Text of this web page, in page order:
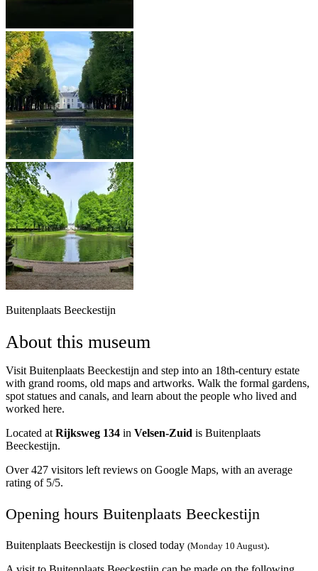
Buitenplaats Beeckestijn
About this museum
Visit Buitenplaats Beeckestijn and step into an 18th-century estate
with grand rooms, old maps and artworks. Walk the formal gardens,
spot statues and canals, and learn about the people who lived and
worked here.
Located at Rijksweg 134 in Velsen-Zuid is Buitenplaats
Beeckestijn.
Over 427 visitors left reviews on Google Maps, with an average
rating of 5/5.
Opening hours Buitenplaats Beeckestijn
Buitenplaats Beeckestijn is closed today (Monday 10 August).